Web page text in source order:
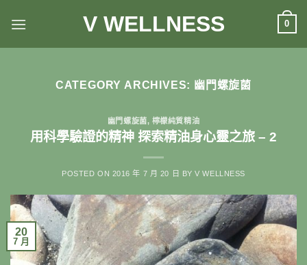
V WELLNESS 0
CATEGORY ARCHIVES: 幽門螺旋菌
幽門螺旋菌, 檸檬純質精油
用科學驗證的精神 探索精油身心靈之旅 – 2
POSTED ON 2016 年 7 月 20 日 BYV WELLNESS
20
7 月